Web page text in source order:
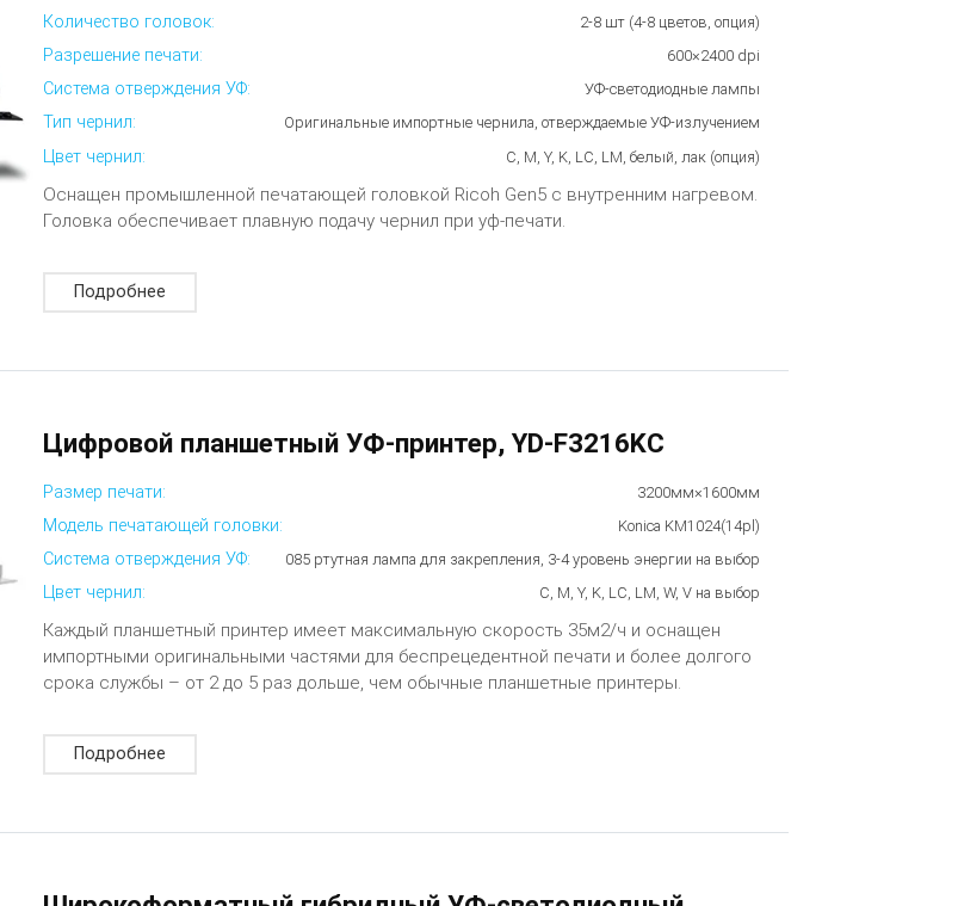
Количество головок: 2-8 шт (4-8 цветов, опция)
Разрешение печати: 600×2400 dpi
Система отверждения УФ: УФ-светодиодные лампы
Тип чернил: Оригинальные импортные чернила, отверждаемые УФ-излучением
Цвет чернил: C, M, Y, K, LC, LM, белый, лак (опция)
Оснащен промышленной печатающей головкой Ricoh Gen5 с внутренним нагревом.
Головка обеспечивает плавную подачу чернил при уф-печати.
Подробнее
Цифровой планшетный УФ-принтер, YD-F3216KC
Размер печати: 3200мм×1600мм
Модель печатающей головки: Konica KM1024(14pl)
Система отверждения УФ: 085 ртутная лампа для закрепления, 3-4 уровень энергии на выбор
Цвет чернил: C, M, Y, K, LC, LM, W, V на выбор
Каждый планшетный принтер имеет максимальную скорость 35м2/ч и оснащен
импортными оригинальными частями для беспрецедентной печати и более долгого
срока службы – от 2 до 5 раз дольше, чем обычные планшетные принтеры.
Подробнее